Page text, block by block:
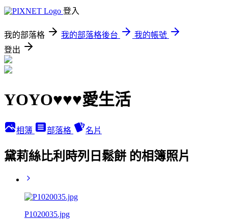
登入
我的部落格 我的部落格後台
我的帳號
登出
YOYO♥♥♥愛生活
相簿 部落格 名片
黛莉絲比利時列日鬆餅 的相簿照片
P1020035.jpg